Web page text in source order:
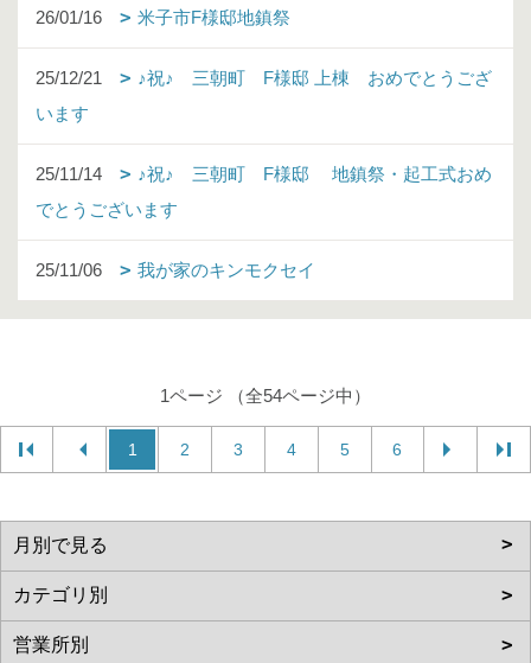
26/01/16 米子市F様邸地鎮祭
25/12/21
♪祝♪ 三朝町 F様邸 上棟 おめでとうござ
います
25/11/14
♪祝♪ 三朝町 F様邸 地鎮祭・起工式おめ
でとうございます
25/11/06 我が家のキンモクセイ
1ページ （全54ページ中）
1 2 3 4 5 6